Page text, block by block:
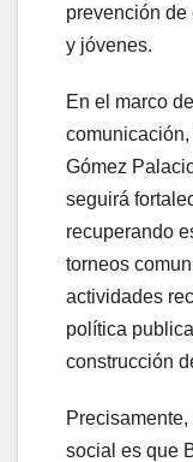
prevención de
y jóvenes.
En el marco
Gómez
seguirá
recuperando
torneos
actividades
política
construcción
social es que